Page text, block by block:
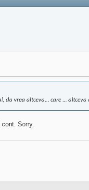
vrea altceva... care ... altceva
Sorry.